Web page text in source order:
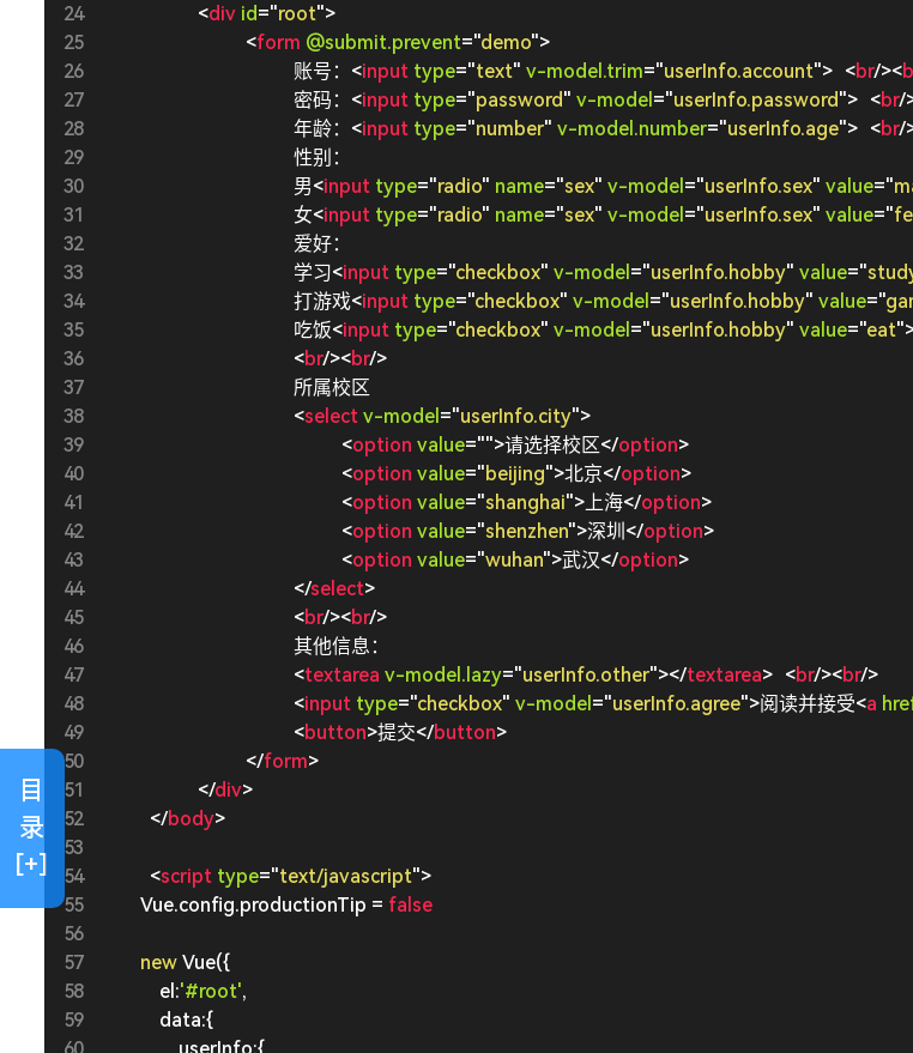
<div id="root">
<form @submit.prevent="demo">
                账号：
<input type="text" v-model.trim="userInfo.account"> <br/><
                密码：
<input type="password" v-model ="userInfo.password"> <br/
                年龄：
<input type="number" v-model.number="userInfo.age"> <br/
                性别：
                男
<input type="radio" name="sex" v-model ="userInfo.sex" value="
                女
<input type="radio" name="sex" v-model ="userInfo.sex" value="
                爱好：
                学习
<input type="checkbox" v-model ="userInfo.hobby" value="
                打游戏
<input type="checkbox" v-model ="userInfo.hobby" value="
                吃饭
<input type="checkbox" v-model ="userInfo.hobby" value="eat"
<br/><br/>
                所属校区
<select v-model ="userInfo.city">
<option value="">请选择校区</option>
<option value="beijing">北京</option>
<option value="shanghai"> 上海</option>
<option value="shenzhen">深圳 </option>
<option value="wuhan">武汉</option>
</select>
<br/><br/>
                其他信息：
<textarea v-model.lazy="userInfo.other"></textarea> <br/><br/>
<input type="checkbox" v-model ="userInfo.agree">阅读并接受<a
<button>提交</button>
</form>
</div>
</body>
<script type="text/javascript">
        Vue
.config.productionTip = false
new Vue({
            el
:'#root',
            data
:{
目
录
[+]